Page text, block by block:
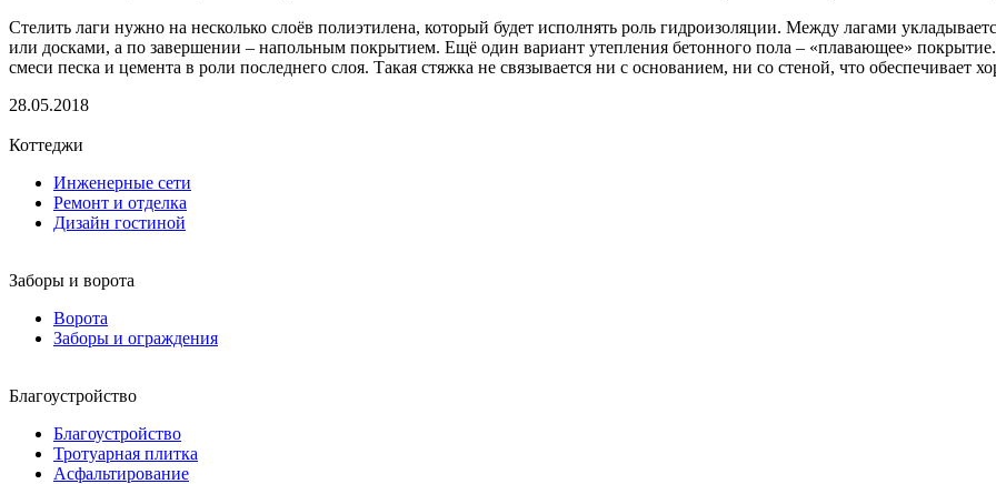
Стелить лаги нужно на несколько слоёв полиэтилена, который будет исполнять роль гидроизоляции. Между лагами
или досками, а по завершении – напольным покрытием. Ещё один вариант утепления бетонного пола – «плавающее»
смеси песка и цемента в роли последнего слоя. Такая стяжка не связывается ни с основанием, ни со стеной, что
28.05.2018
Коттеджи
Инженерные сети
Ремонт и отделка
Дизайн гостиной
Заборы и ворота
Ворота
Заборы и ограждения
Благоустройство
Благоустройство
Тротуарная плитка
Асфальтирование